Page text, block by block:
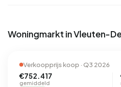
Woningmarkt in Vleuten-
Verkoopprijs koop · Q3 2026
€752.417
gemiddeld